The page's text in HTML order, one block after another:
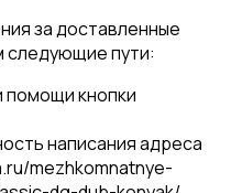
за доставленные
следующие пути:
помощи кнопки
написания адреса
mezhkomnatnye-